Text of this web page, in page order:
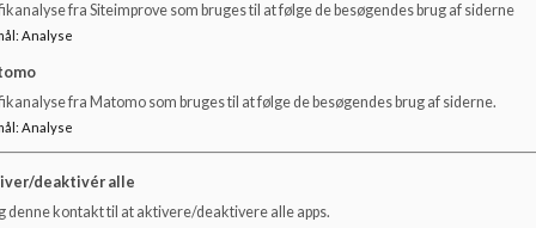
valgt af elever til ’mål og ramme’ tages på elevrådsmødet d. 7. marts.
årligt forløb i 8. klasse i det undervisningsprojekt der hedder ’eleven
(elevrådsforperson), Pippi (elevrådsforperson), Emil
fra Siteimprove som bruges til at følge de besøgendes brug af siderne
: Analyse
fra Matomo som bruges til at følge de besøgendes brug af siderne.
: Analyse
deaktivér alle
denne kontakt til at aktivere/deaktivere alle apps.